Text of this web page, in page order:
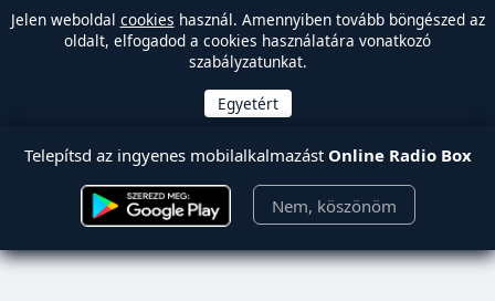
Jelen weboldal cookies használ. Amennyiben tovább böngészed az
oldalt, elfogadod a cookies használatára vonatkozó
szabályzatunkat.
Telepítsd az ingyenes mobilalkalmazást Online Radio Box
Nem, köszönöm